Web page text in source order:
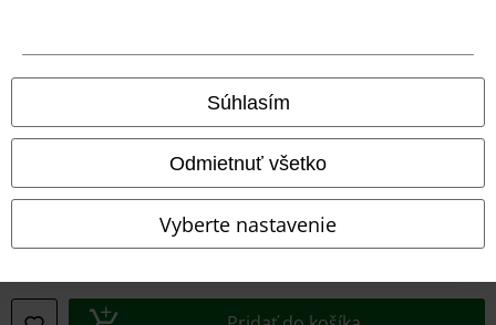
Súhlasím
Odmietnuť všetko
Vyberte nastavenie
Ochrana osobných údajov
Likvidácia odpadu a ochrana životného prostredia
Informácie o prístupnosti
Nastavenia súborov cookie